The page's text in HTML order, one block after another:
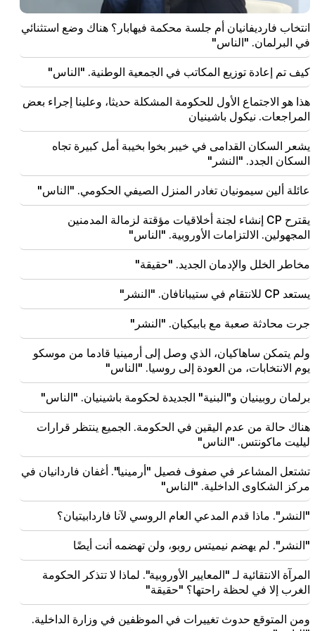
الحكومة لا تفعل شيئا للبلاد (فيديو)
20:05
اتهام جديد ضد جاجيك تساروكيان. ترامب يختار خليفته
(فيديو)
19:37 مهم
الحرية لجميع الأرمن في سجون باكو. ابراهاميان
19:28 مهم
وتحت قيادتكم، ستواصل حكومة جمهورية أرمينيا لعب دور
بناء في السلام الإقليمي. غوتيريس إلى باشينيان
18:35
روسيا مستعدة لمواصلة إدارة امتيازات السكك الحديدية
الأرمينية. أوفرتشوك
18:21
إن القيود غير المعقولة المفروضة على تصدير المنتجات
الأرمنية إلى السوق الروسية مثيرة للقلق. روبينيان إلى
ماتفيينكو
18:11
حادث مأساوي في مكب نفايات نوباراشين
تفكر آلا بوجاتشيفا في العودة إلى المسرح بسبب مشاكل
مالية
17:52
اتفقت إيران وعمان على استئناف الملاحة عبر مضيق
هرمز. العربية
17:17
ويأمل زيلينسكي أن تقوم أوكرانيا بتطوير نظام الصواريخ
الباليستية الخاص بها بحلول عام 2027
انتخاب فارديفانيان أم جلسة محكمة فيهابار؟ هناك وضع استثنائي
في البرلمان. "الناس"
كيف تم إعادة توزيع المكاتب في الجمعية الوطنية. "الناس"
هذا هو الاجتماع الأول للحكومة المشكلة حديثا، وعلينا إجراء بعض
المراجعات. نيكول باشينيان
يشعر السكان القدامى في خيبر بخوا بخيبة أمل كبيرة تجاه
السكان الجدد. "النشر"
عائلة ألين سيمونيان تغادر المنزل الصيفي الحكومي. "الناس"
يقترح CP إنشاء لجنة أخلاقيات مؤقتة لزمالة المدمنين
المجهولين. الالتزامات الأوروبية. "الناس"
مخاطر الخلل والإدمان الجديد. "حقيقة"
يستعد CP للانتقام في ستيبانافان. "النشر"
جرت محادثة صعبة مع بابيكيان. "النشر"
ولم يتمكن ساهاكيان، الذي وصل إلى أرمينيا قادما من موسكو
يوم الانتخابات، من العودة إلى روسيا. "الناس"
برلمان روبينيان و"البنية" الجديدة لحكومة باشينيان. "الناس"
هناك حالة من عدم اليقين في الحكومة. الجميع ينتظر قرارات
ليليت ماكونتس. "الناس"
تشتعل المشاعر في صفوف فصيل "أرمينيا". أغفان فاردانيان في
مركز الشكاوى الداخلية. "الناس"
"النشر". ماذا قدم المدعي العام الروسي لآنا فاردابيتيان؟
"النشر". لم يهضم نيميتس روبو، ولن تهضمه أنت أيضًا
المرآة الانتقائية لـ "المعايير الأوروبية". لماذا لا تتذكر الحكومة
الغرب إلا في لحظة راحتها؟ "حقيقة"
ومن المتوقع حدوث تغييرات في الموظفين في وزارة الداخلية.